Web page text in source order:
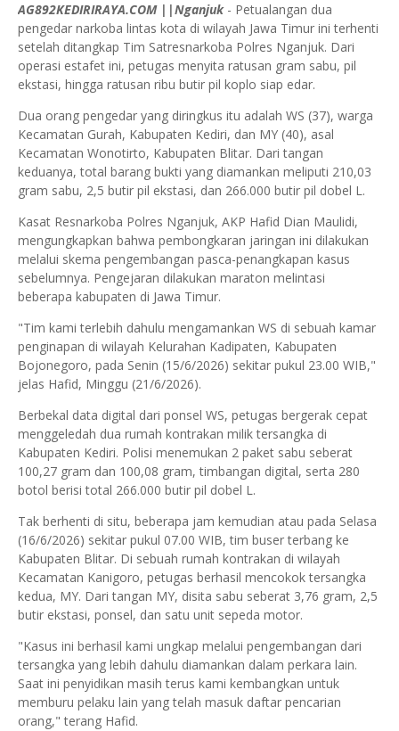
AG892KEDIRIRAYA.COM ||Nganjuk- Petualangan dua
pengedar narkoba lintas kota di wilayah Jawa Timur ini terhenti
setelah ditangkap Tim Satresnarkoba Polres Nganjuk. Dari
operasi estafet ini, petugas menyita ratusan gram sabu, pil
ekstasi, hingga ratusan ribu butir pil koplo siap edar.
Dua orang pengedar yang diringkus itu adalah WS (37), warga
Kecamatan Gurah, Kabupaten Kediri, dan MY (40), asal
Kecamatan Wonotirto, Kabupaten Blitar. Dari tangan
keduanya, total barang bukti yang diamankan meliputi 210,03
gram sabu, 2,5 butir pil ekstasi, dan 266.000 butir pil dobel L.
Kasat Resnarkoba Polres Nganjuk, AKP Hafid Dian Maulidi,
mengungkapkan bahwa pembongkaran jaringan ini dilakukan
melalui skema pengembangan pasca-penangkapan kasus
sebelumnya. Pengejaran dilakukan maraton melintasi
beberapa kabupaten di Jawa Timur.
"Tim kami terlebih dahulu mengamankan WS di sebuah kamar
penginapan di wilayah Kelurahan Kadipaten, Kabupaten
Bojonegoro, pada Senin (15/6/2026) sekitar pukul 23.00 WIB,"
jelas Hafid, Minggu (21/6/2026).
Berbekal data digital dari ponsel WS, petugas bergerak cepat
menggeledah dua rumah kontrakan milik tersangka di
Kabupaten Kediri. Polisi menemukan 2 paket sabu seberat
100,27 gram dan 100,08 gram, timbangan digital, serta 280
botol berisi total 266.000 butir pil dobel L.
Tak berhenti di situ, beberapa jam kemudian atau pada Selasa
(16/6/2026) sekitar pukul 07.00 WIB, tim buser terbang ke
Kabupaten Blitar. Di sebuah rumah kontrakan di wilayah
Kecamatan Kanigoro, petugas berhasil mencokok tersangka
kedua, MY. Dari tangan MY, disita sabu seberat 3,76 gram, 2,5
butir ekstasi, ponsel, dan satu unit sepeda motor.
"Kasus ini berhasil kami ungkap melalui pengembangan dari
tersangka yang lebih dahulu diamankan dalam perkara lain.
Saat ini penyidikan masih terus kami kembangkan untuk
memburu pelaku lain yang telah masuk daftar pencarian
orang," terang Hafid.